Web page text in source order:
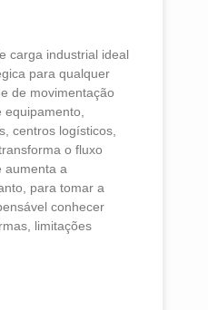
carga industrial ideal
para qualquer
de movimentação
centros logísticos,
o fluxo
aumenta a
para tomar a
conhecer
limitações